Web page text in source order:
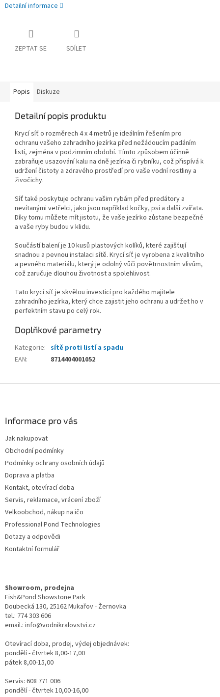
Detailní informace
ZEPTAT SE SDÍLET
Popis Diskuze
Detailní popis produktu
Krycí síť o rozměrech 4 x 4 metrů je ideálním řešením pro
ochranu vašeho zahradního jezírka před nežádoucím padáním
listí, zejména v podzimním období. Tímto způsobem účinně
zabraňuje usazování kalu na dně jezírka či rybníku, což přispívá k
udržení čistoty a zdravého prostředí pro vaše vodní rostliny a
živočichy.
Síť také poskytuje ochranu vašim rybám před predátory a
nevítanými vetřelci, jako jsou například kočky, psi a další zvířata.
Díky tomu můžete mít jistotu, že vaše jezírko zůstane bezpečné
a vaše ryby budou v klidu.
Součástí balení je 10 kusů plastových kolíků, které zajišťují
snadnou a pevnou instalaci sítě. Krycí síť je vyrobena z kvalitního
a pevného materiálu, který je odolný vůči povětrnostním vlivům,
což zaručuje dlouhou životnost a spolehlivost.
Tato krycí síť je skvělou investicí pro každého majitele
zahradního jezírka, který chce zajistit jeho ochranu a udržet ho v
perfektním stavu po celý rok.
Doplňkové parametry
Kategorie: sítě proti listí a spadu
EAN: 8714404001052
Informace pro vás
Jak nakupovat
Obchodní podmínky
Podmínky ochrany osobních údajů
Doprava a platba
Kontakt, otevírací doba
Servis, reklamace, vrácení zboží
Velkoobchod, nákup na ičo
Professional Pond Technologies
Dotazy a odpovědi
Kontaktní formulář
Showroom, prodejna
Fish&Pond Showstone Park
Doubecká 130, 25162 Mukařov - Žernovka
tel.: 774 303 606
email.: info@vodnikralovstvi.cz
Otevírací doba, prodej, výdej objednávek:
pondělí - čtvrtek 8,00-17,00
pátek 8,00-15,00
Servis: 608 771 006
pondělí - čtvrtek 10,00-16,00